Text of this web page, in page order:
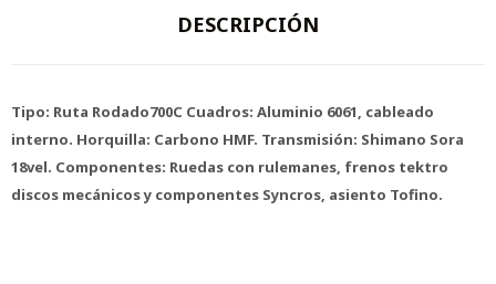
DESCRIPCIÓN
Tipo: Ruta Rodado700C Cuadros: Aluminio 6061, cableado
interno. Horquilla: Carbono HMF. Transmisión: Shimano Sora
18vel. Componentes: Ruedas con rulemanes, frenos tektro
discos mecánicos y componentes Syncros, asiento Tofino.